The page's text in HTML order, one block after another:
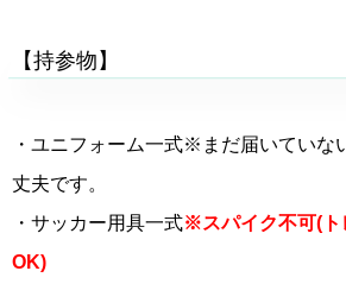
【持参物】
・ユニフォーム一式※まだ届いていな
丈夫です。
・サッカー用具一式※スパイク不可(ト
OK)